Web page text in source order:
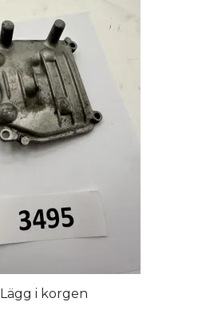
Lägg i korgen